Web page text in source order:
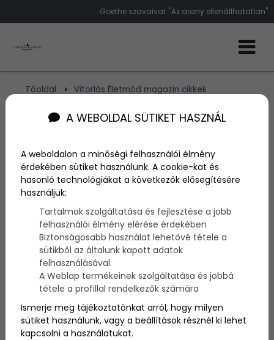
Goethe szavaival: "Az arany ellenállhatatlan"
Főoldal
Vitorlás Életmód magazin cikkek
-Goethe szavaival
Szerző:
2014. február 13.
arany. Az a fizetőeszköz, ami soha nem fog az
értékéből veszíteni. Mert nincs sok belőle a többi
más pénzhez képest. Aranyláz, aranyásás, arany
bányák. Mind-mind olyan létező fogalmak, amelyek
évszázadok alatt alakultak ki, és amelyekért több
ezer ember fizetett az életével. Most, ebben a
cikkben megmutatjuk, hogy hol is őrzik avilág
legjelentősebbaranykészletét
A WEBOLDAL SÜTIKET HASZNÁL
A weboldalon a minőségi felhasználói élmény
érdekében sütiket használunk. A cookie-kat és
hasonló technológiákat a következők elősegítésére
használjuk:
Tartalmak szolgáltatása és fejlesztése a jobb
felhasználói élmény elérése érdekében
Biztonságosabb használat lehetővé tétele a
sütikből az általunk kapott adatok
felhasználásával.
A Weblap termékeinek szolgáltatása és jobbá
tétele a profillal rendelkezők számára
Ismerje meg tájékoztatónkat arról, hogy milyen
sütiket használunk, vagy a beállítások résznél ki lehet
kapcsolni a használatukat.